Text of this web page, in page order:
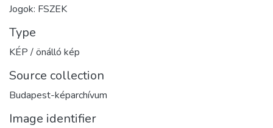
Jogok: FSZEK
Type
KÉP / önálló kép
Source collection
Budapest-képarchívum
Image identifier